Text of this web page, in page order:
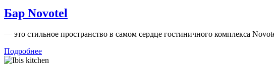
Бар Novotel
— это стильное пространство в самом сердце гостиничного комплекса
Подробнее